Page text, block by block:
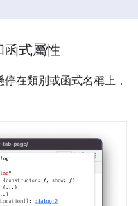
函式屬性
在類別或函式名稱上，